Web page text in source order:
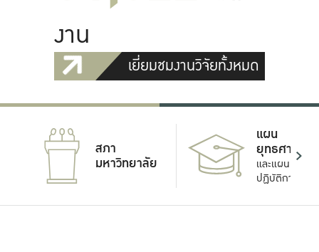
งาน
เยี่ยมชมงานวิจัยทั้งหมด
สภา
มหาวิทยาลัย
แผน
ยุทธศาสตร์
และแผน
ปฏิบัติการ